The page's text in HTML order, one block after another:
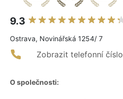
9.3
Ostrava, Novinářská 1254/ 7
Zobrazit telefonní číslo
O společnosti: